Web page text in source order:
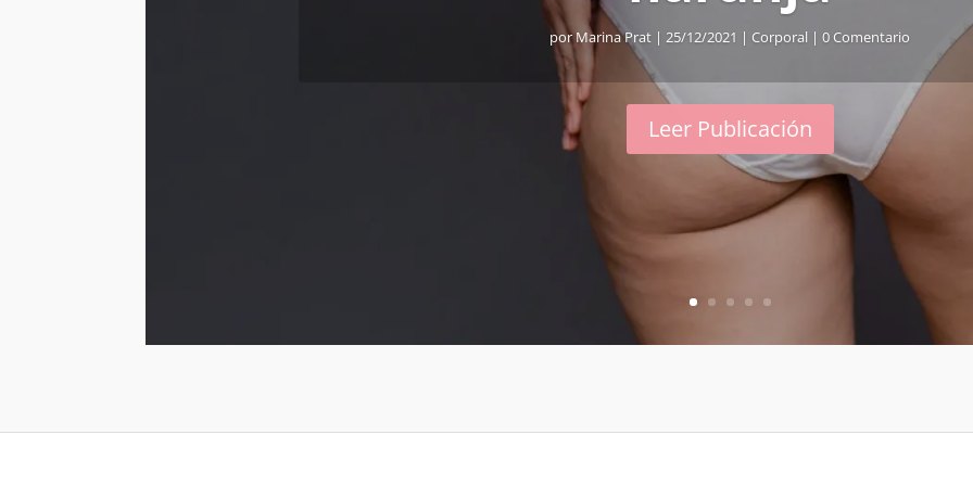
porMarina Prat | 25/12/2021 | Corporal | 0 Comentario
Leer Publicación